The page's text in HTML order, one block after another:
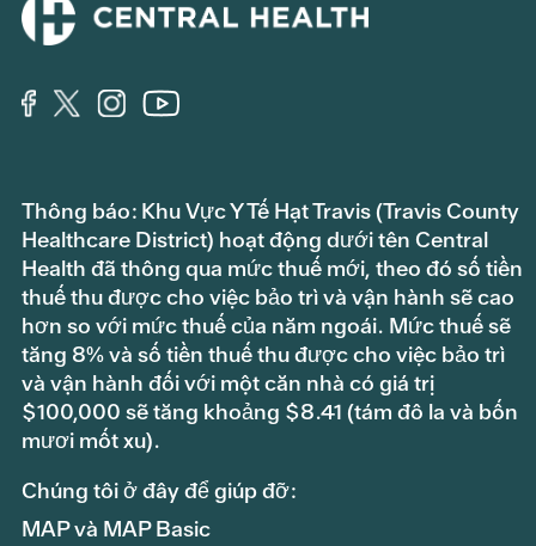
Thông báo: Khu Vực Y Tế Hạt Travis (Travis County
Healthcare District) hoạt động dưới tên Central
Health đã thông qua mức thuế mới, theo đó số tiền
thuế thu được cho việc bảo trì và vận hành sẽ cao
hơn so với mức thuế của năm ngoái. Mức thuế sẽ
tăng 8% và số tiền thuế thu được cho việc bảo trì
và vận hành đối với một căn nhà có giá trị
$100,000 sẽ tăng khoảng $8.41 (tám đô la và bốn
mươi mốt xu).
Chúng tôi ở đây để giúp đỡ:
MAP và MAP Basic